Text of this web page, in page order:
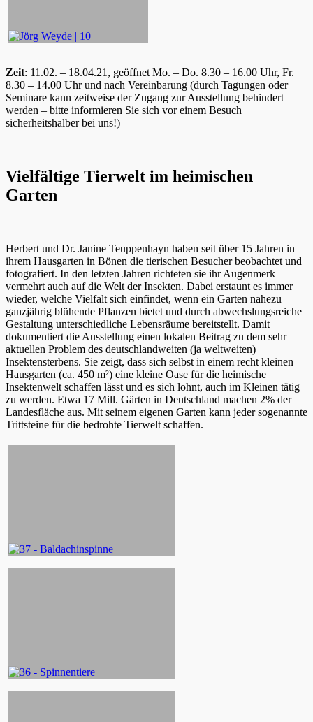
Zeit: 11.02. – 18.04.21, geöffnet Mo. – Do. 8.30 – 16.00 Uhr, Fr.
8.30 – 14.00 Uhr und nach Vereinbarung (durch Tagungen oder
Seminare kann zeitweise der Zugang zur Ausstellung behindert
werden – bitte informieren Sie sich vor einem Besuch
sicherheitshalber bei uns!)
Vielfältige Tierwelt im heimischen
Garten
Herbert und Dr. Janine Teuppenhayn haben seit über 15 Jahren in
ihrem Hausgarten in Bönen die tierischen Besucher beobachtet und
fotografiert. In den letzten Jahren richteten sie ihr Augenmerk
vermehrt auch auf die Welt der Insekten. Dabei erstaunt es immer
wieder, welche Vielfalt sich einfindet, wenn ein Garten nahezu
ganzjährig blühende Pflanzen bietet und durch abwechslungsreiche
Gestaltung unterschiedliche Lebensräume bereitstellt. Damit
dokumentiert die Ausstellung einen lokalen Beitrag zu dem sehr
aktuellen Problem des deutschlandweiten (ja weltweiten)
Insektensterbens. Sie zeigt, dass sich selbst in einem recht kleinen
Hausgarten (ca. 450 m²) eine kleine Oase für die heimische
Insektenwelt schaffen lässt und es sich lohnt, auch im Kleinen tätig
zu werden. Etwa 17 Mill. Gärten in Deutschland machen 2% der
Landesfläche aus. Mit seinem eigenen Garten kann jeder sogenannte
Trittsteine für die bedrohte Tierwelt schaffen.